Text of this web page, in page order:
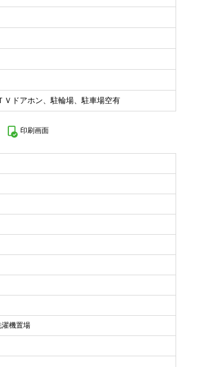
Ｖドアホン、駐輪場、駐車場空有
印刷画面
濯機置場